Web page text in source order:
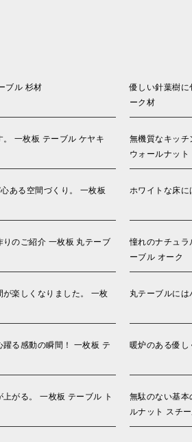
ブル 杉材
優しい針葉樹
ーク材
一枚板 テーブル ケヤキ
無機質なキッ
ウォールナット
ある空間づくり。 一枚板
ホワイトな床に
のご紹介 一枚板 丸テーブ
憧れのナチュラ
ーブル オーク
楽しくなりました。 一枚
丸テーブルに
る感動の瞬間！ 一枚板 テ
暖炉のある優
がる。 一枚板 テーブル ト
無駄のない基本
ルナット スチ